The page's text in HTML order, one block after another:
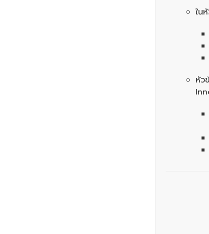
ใน
หัว